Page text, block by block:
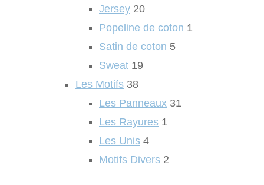
Jersey 20
Popeline de coton 1
Satin de coton 5
Sweat 19
Les Motifs 38
Les Panneaux 31
Les Rayures 1
Les Unis 4
Motifs Divers 2